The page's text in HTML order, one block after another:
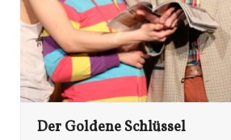
Der Goldene Schlüssel